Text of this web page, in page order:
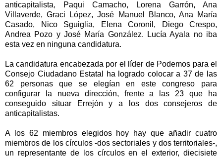
anticapitalista, Paqui Camacho, Lorena Garrón, Ana
Villaverde, Graci López, José Manuel Blanco, Ana María
Casado, Nico Sguiglia, Elena Coronil, Diego Crespo,
Andrea Pozo y José María González. Lucía Ayala no iba
esta vez en ninguna candidatura.
La candidatura encabezada por el líder de Podemos para el
Consejo Ciudadano Estatal ha logrado colocar a 37 de las
62 personas que se elegían en este congreso para
configurar la nueva dirección, frente a las 23 que ha
conseguido situar Errejón y a los dos consejeros de
anticapitalistas.
A los 62 miembros elegidos hoy hay que añadir cuatro
miembros de los círculos -dos sectoriales y dos territoriales-,
un representante de los círculos en el exterior, diecisiete